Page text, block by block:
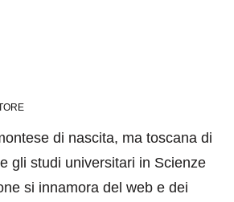
di nascita, ma toscana di
gli studi universitari in Scienze
si innamora del web e dei